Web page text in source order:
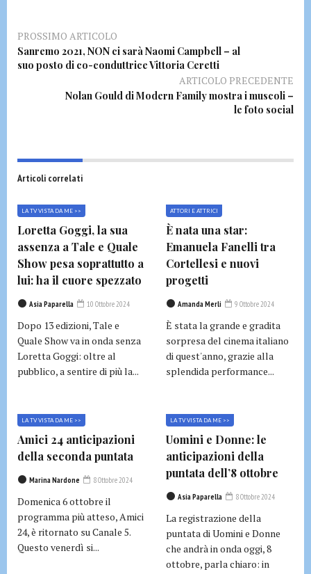
PROSSIMO ARTICOLO
Sanremo 2021, NON ci sarà Naomi Campbell – al
suo posto di co-conduttrice Vittoria Ceretti
ARTICOLO PRECEDENTE
Nolan Gould di Modern Family mostra i muscoli –
le foto social
Articoli correlati
LA TV VISTA DA ME >>
Loretta Goggi, la sua
assenza a Tale e Quale
Show pesa soprattutto a
lui: ha il cuore spezzato
Asia Paparella 10 Ottobre 2024
Dopo 13 edizioni, Tale e
Quale Show va in onda senza
Loretta Goggi: oltre al
pubblico, a sentire di più la...
ATTORI E ATTRICI
È nata una star:
Emanuela Fanelli tra
Cortellesi e nuovi
progetti
Amanda Merli 9 Ottobre 2024
È stata la grande e gradita
sorpresa del cinema italiano
di quest'anno, grazie alla
splendida performance...
LA TV VISTA DA ME >>
Amici 24 anticipazioni
della seconda puntata
Marina Nardone 8 Ottobre 2024
Domenica 6 ottobre il
programma più atteso, Amici
24, è ritornato su Canale 5.
Questo venerdì si...
LA TV VISTA DA ME >>
Uomini e Donne: le
anticipazioni della
puntata dell’8 ottobre
Asia Paparella 8 Ottobre 2024
La registrazione della
puntata di Uomini e Donne
che andrà in onda oggi, 8
ottobre, parla chiaro: in